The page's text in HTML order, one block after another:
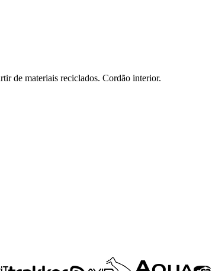
de materiais reciclados. Cordão interior.